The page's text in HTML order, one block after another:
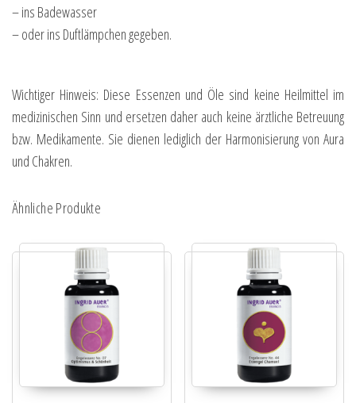
– ins Badewasser
– oder ins Duftlämpchen gegeben.
Wichtiger Hinweis: Diese Essenzen und Öle sind keine Heilmittel im
medizinischen Sinn und ersetzen daher auch keine ärztliche Betreuung
bzw. Medikamente. Sie dienen lediglich der Harmonisierung von Aura
und Chakren.
Ähnliche Produkte